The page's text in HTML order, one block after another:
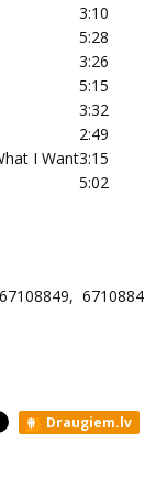
3:10
5:28
3:26
5:15
3:32
2:49
I Want3:15
5:02
6710884
Draugiem.lv